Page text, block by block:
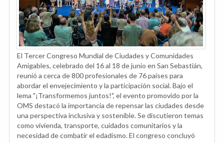
El Tercer Congreso Mundial de Ciudades y Comunidades
Amigables, celebrado del 16 al 18 de junio en San Sebastián,
reunió a cerca de 800 profesionales de 76 países para
abordar el envejecimiento y la participación social. Bajo el
lema "¡Transformemos juntos!", el evento promovido por la
OMS destacó la importancia de repensar las ciudades desde
una perspectiva inclusiva y sostenible. Se discutieron temas
como vivienda, transporte, cuidados comunitarios y la
necesidad de combatir el edadismo. El congreso concluyó